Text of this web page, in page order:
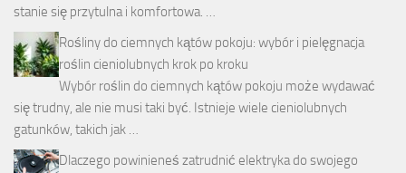
stanie się przytulna i komfortowa. …
Rośliny do ciemnych kątów pokoju: wybór i pielęgnacja
roślin cieniolubnych krok po kroku
Wybór roślin do ciemnych kątów pokoju może wydawać
się trudny, ale nie musi taki być. Istnieje wiele cieniolubnych
gatunków, takich jak …
Dlaczego powinieneś zatrudnić elektryka do swojego